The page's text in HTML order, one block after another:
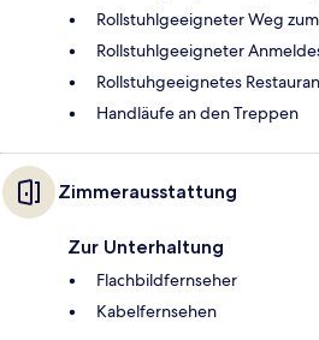
Rollstuhlgeeigneter Weg
Rollstuhlgeeigneter
Rollstuhgeeignetes
Handläufe an den Treppen
Zimmerausstattung
Zur Unterhaltung
Flachbildfernseher
Kabelfernsehen